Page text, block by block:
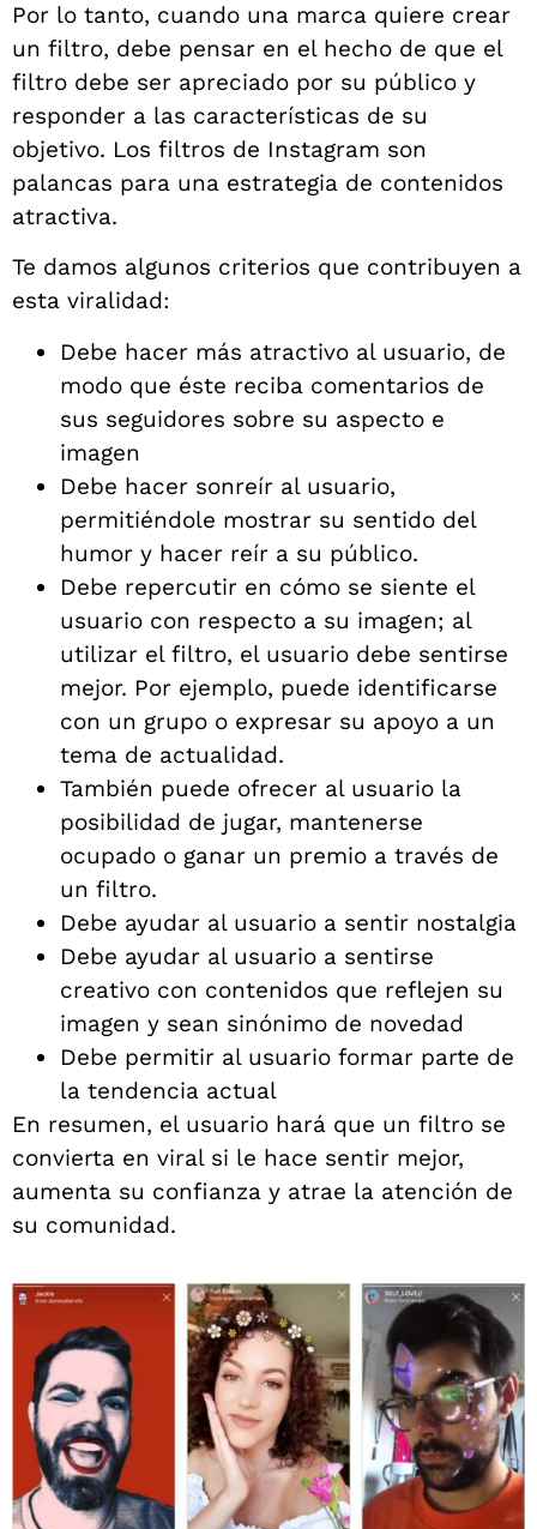
Por lo tanto, cuando una marca quiere crear
un filtro, debe pensar en el hecho de que el
filtro debe ser apreciado por su público y
responder a las características de su
objetivo. Los filtros de Instagram son
palancas para una estrategia de contenidos
atractiva.
Te damos algunos criterios que contribuyen a
esta viralidad:
Debe hacer más atractivo al usuario, de
modo que éste reciba comentarios de
sus seguidores sobre su aspecto e
imagen
Debe hacer sonreír al usuario,
permitiéndole mostrar su sentido del
humor y hacer reír a su público.
Debe repercutir en cómo se siente el
usuario con respecto a su imagen; al
utilizar el filtro, el usuario debe sentirse
mejor. Por ejemplo, puede identificarse
con un grupo o expresar su apoyo a un
tema de actualidad.
También puede ofrecer al usuario la
posibilidad de jugar, mantenerse
ocupado o ganar un premio a través de
un filtro.
Debe ayudar al usuario a sentir nostalgia
Debe ayudar al usuario a sentirse
creativo con contenidos que reflejen su
imagen y sean sinónimo de novedad
Debe permitir al usuario formar parte de
la tendencia actual
En resumen, el usuario hará que un filtro se
convierta en viral si le hace sentir mejor,
aumenta su confianza y atrae la atención de
su comunidad.